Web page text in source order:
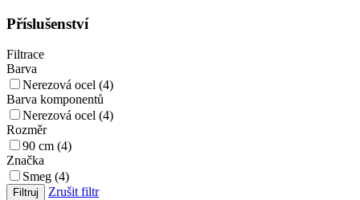
Příslušenství
Filtrace
Barva
Nerezová ocel (4)
Barva komponentů
Nerezová ocel (4)
Rozměr
90 cm (4)
Značka
Smeg (4)
Filtruj
Zrušit filtr